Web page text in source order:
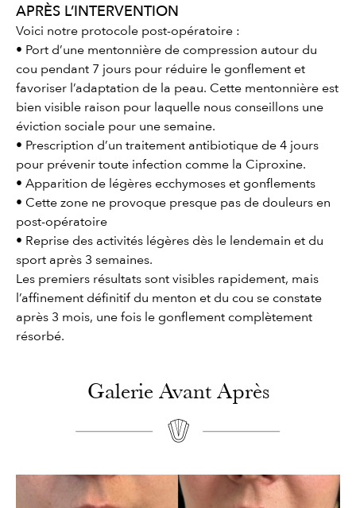
APRÈS L’INTERVENTION
Voici notre protocole post-opératoire :
• Port d’une mentonnière de compression autour du
cou pendant 7 jours pour réduire le gonflement et
favoriser l’adaptation de la peau. Cette mentonnière est
bien visible raison pour laquelle nous conseillons une
éviction sociale pour une semaine.
• Prescription d’un traitement antibiotique de 4 jours
pour prévenir toute infection comme la Ciproxine.
• Apparition de légères ecchymoses et gonflements
• Cette zone ne provoque presque pas de douleurs en
post-opératoire
• Reprise des activités légères dès le lendemain et du
sport après 3 semaines.
Les premiers résultats sont visibles rapidement, mais
l’affinement définitif du menton et du cou se constate
après 3 mois, une fois le gonflement complètement
résorbé.
Galerie Avant Après